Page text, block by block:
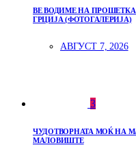
ВЕ ВОДИМЕ НА
ГРЦИЈА (ФОТОГАЛЕРИЈА)
АВГУСТ 7, 2026
3
ЧУДОТВОРНАТА МОЌ НА
МАЛОВИШТЕ